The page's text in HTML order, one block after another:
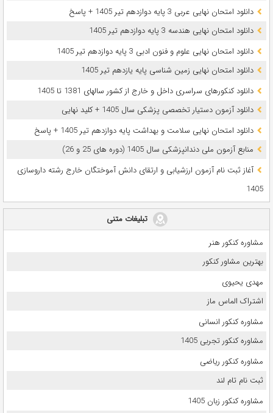
دانلود امتحان نهایی عربی 3 پایه دوازدهم تیر 1405 + پاسخ
دانلود امتحان نهایی هندسه 3 پایه دوازدهم تیر 1405
دانلود امتحان نهایی علوم و فنون ادبی 3 پایه دوازدهم تیر 1405
دانلود امتحان نهایی زمین شناسی پایه یازدهم تیر 1405
دانلود کنکورهای سراسری داخل و خارج از کشور سالهای 1381 تا 1405
دانلود آزمون دستیار تخصصی پزشکی سال 1405 + کلید نهایی
دانلود امتحان نهایی سلامت و بهداشت پایه دوازدهم تیر 1405 + پاسخ
ﻣﻨﺎﺑﻊ آزﻣﻮن ﻣﻠﯽ دندانپزشکی سال 1405 (دوره های 25 و 26)
آغاز ثبت نام آزمون‌ ارزشیابی و ارتقای دانش آموختگان خارج رشته داروسازی
1405
تبلیغات متنی
مشاوره کنکور هنر
بهترین مشاور کنکور
مهدی یحیوی
اشتراک الماس ماز
مشاوره کنکور انسانی
مشاوره کنکور تجربی 1405
مشاوره کنکور ریاضی
ثبت نام تام لند
مشاوره کنکور زبان 1405